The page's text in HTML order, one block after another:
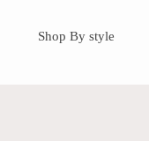
Shop By style